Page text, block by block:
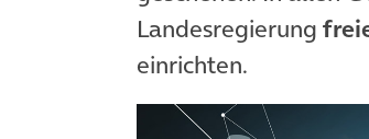
Landesregierung
einrichten.